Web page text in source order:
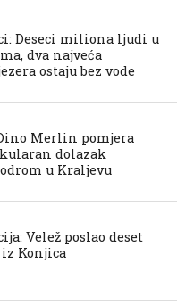
Deseci miliona ljudi u
dva najveća
ostaju bez vode
Merlin pomjera
dolazak
u Kraljevu
Velež poslao deset
Konjica